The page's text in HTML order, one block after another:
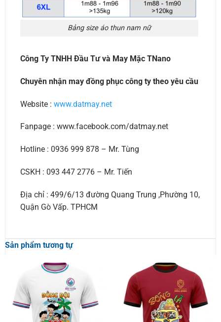
Bảng size áo thun nam nữ
Công Ty TNHH Đầu Tư và May Mặc TNano
Chuyên nhận may đồng phục công ty theo yêu cầu
Website : www.datmay.net
Fanpage : www.facebook.com/datmay.net
Hotline : 0936 999 878 – Mr. Tùng
CSKH : 093 447 2776 – Mr. Tiến
Địa chỉ : 499/6/13 đường Quang Trung ,Phường 10,
Quận Gò Vấp. TPHCM
Sản phẩm tương tự